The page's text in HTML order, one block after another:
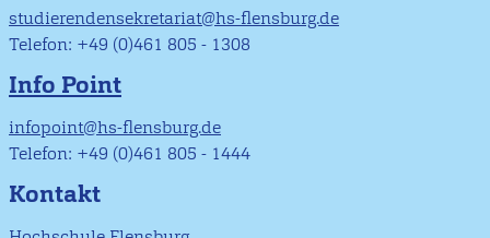
studierendensekretariat@hs-flensburg.de
Telefon: +49 (0)461 805 - 1308
Info Point
infopoint@hs-flensburg.de
Telefon: +49 (0)461 805 - 1444
Kontakt